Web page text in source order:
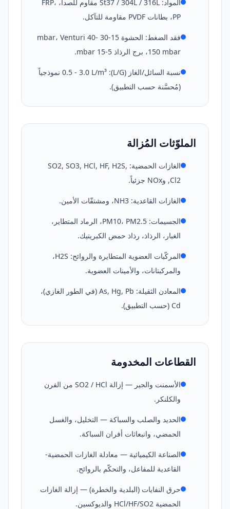
المواد: St37 / 304L / 316L مقاوم للصدأ، FRP،
PP، بطانات PVDF مقاومة للتآكل.
فقد الضغط: الحشوة 15-30 mbar، Venturi 40-
150 mbar، برج الرذاذ 5-15 mbar.
نسبة السائل/الغاز (L/G): 0.5 - 3.0 L/m³ نموذجياً
(مُحسَّنة حسب التطبيق).
الملوّثات المُزالة
الغازات الحمضية: SO2, SO3, HCl, HF, H2S,
Cl2, وNOx جزئياً.
الغازات القاعدية: NH3، ومشتقّات الأمين.
الجسيمات: PM10، PM2.5، الرماد المتطاير،
الغبار، الرذاذ، رذاذ حمض الكبريتيك.
المركّبات العضوية المتطايرة والروائح: H2S،
والمركبتانات، والأمينات العضوية.
المعادن الثقيلة: As, Hg, Pb (في الطور الغازي)،
Cd (حسب التطبيق).
القطاعات المخدومة
الأسمنت والجير — إزالة SO2 / HCl من الفرن
والكلنكر.
الحديد والصلب والسباكة — التخليل، والغسل
الحمضي، وانبعاثات أفران السباكة.
الصناعة الكيميائية — معادلة الغازات الحمضية-
القاعدية للمفاعل، والتحكّم بالروائح.
حرق النفايات (البلدية والخطرة) — إزالة الغازات
الحمضية HCl/HF/SO2 والديوكسين.